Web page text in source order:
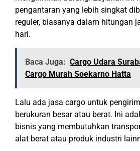
pengantaran yang lebih singkat
reguler, biasanya dalam hitungan
hari.
Baca Juga: Cargo Udara
Cargo Murah Soekarno Hatta
Lalu ada jasa cargo untuk
berukuran besar atau berat. Ini
bisnis yang membutuhkan
alat berat atau produk industri